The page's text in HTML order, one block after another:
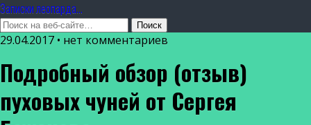
Записки леопарда...
29.04.2017 • нет комментариев
Подробный обзор (отзыв)
пуховых чуней от Сергея